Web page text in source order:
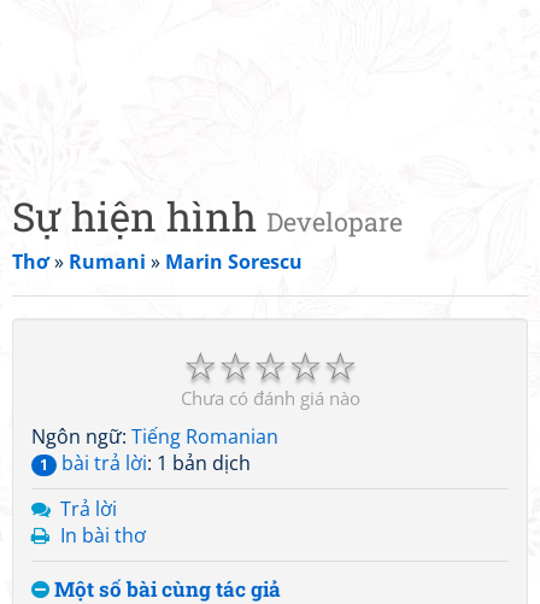
Sự hiện hình Developare
Thơ» Rumani » Marin Sorescu
☆
☆
☆
☆
☆
Chưa có đánh giá nào
Ngôn ngữ: Tiếng Romanian
1 bài trả lời: 1 bản dịch
Trả lời
In bài thơ
Một số bài cùng tác giả